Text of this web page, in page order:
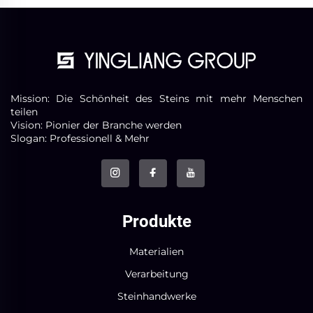
Mission: Die Schönheit des Steins mit mehr Menschen
teilen
Vision: Pionier der Branche werden
Slogan: Professionell & Mehr
Produkte
Materialien
Verarbeitung
Steinhandwerke